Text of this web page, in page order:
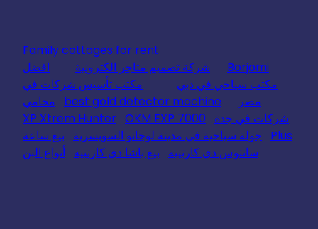
Family cottages for rent
Borjomi
شركة تصميم متاجر الكترونية
افضل
مكتب سياحي في دبي
مكتب تأسيس شركات في
مصر
best gold detector machine
محامي
شركات في جدة
XP Xtrem Hunter OKM EXP 7000
Plus
جولة سياحية في مدينة لوجانو السويسرية
بيع ساعة
سانتوس دي كارتييه
بيع باشا دي كارتييه أنواع البن